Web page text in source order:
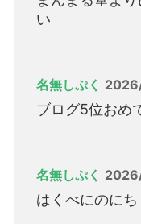
い
名無しぷく
ブログ5位おめ
名無しぷく
はくべにのに